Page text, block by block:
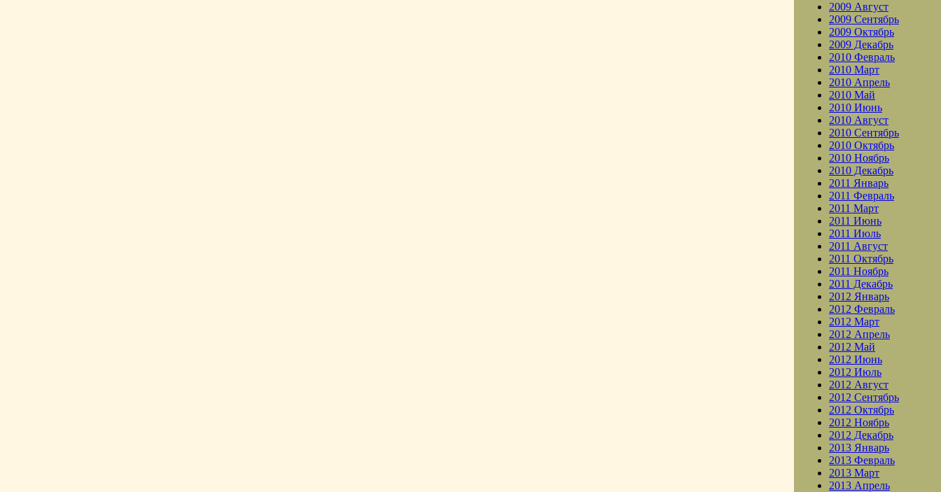
2009 Август
2009 Сентябрь
2009 Октябрь
2009 Декабрь
2010 Февраль
2010 Март
2010 Апрель
2010 Май
2010 Июнь
2010 Август
2010 Сентябрь
2010 Октябрь
2010 Ноябрь
2010 Декабрь
2011 Январь
2011 Февраль
2011 Март
2011 Июнь
2011 Июль
2011 Август
2011 Октябрь
2011 Ноябрь
2011 Декабрь
2012 Январь
2012 Февраль
2012 Март
2012 Апрель
2012 Май
2012 Июнь
2012 Июль
2012 Август
2012 Сентябрь
2012 Октябрь
2012 Ноябрь
2012 Декабрь
2013 Январь
2013 Февраль
2013 Март
2013 Апрель